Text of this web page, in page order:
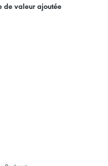
de valeur ajoutée